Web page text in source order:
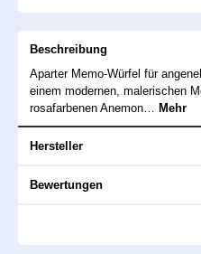
Beschreibung
Aparter Memo-Würfel für
einem modernen, malerischen
rosafarbenen Anemon… Mehr
Hersteller
Bewertungen